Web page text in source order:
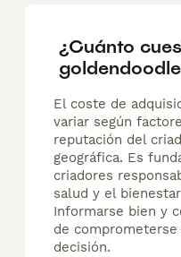
¿Cuánto
El coste de
variar según
reputación del
geográfica. Es
criadores
salud y el
Informarse bien y
de
decisión.